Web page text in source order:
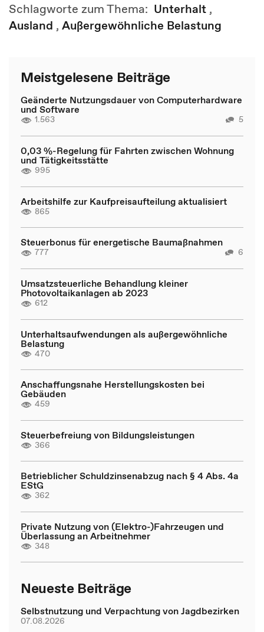
Schlagworte zum Thema: Unterhalt ,
Ausland , Außergewöhnliche Belastung
Meistgelesene Beiträge
Geänderte Nutzungsdauer von Computerhardware
und Software
1.563 5
0,03 %-Regelung für Fahrten zwischen Wohnung
und Tätigkeitsstätte
995
Arbeitshilfe zur Kaufpreisaufteilung aktualisiert
865
Steuerbonus für energetische Baumaßnahmen
777 6
Umsatzsteuerliche Behandlung kleiner
Photovoltaikanlagen ab 2023
612
Unterhaltsaufwendungen als außergewöhnliche
Belastung
470
Anschaffungsnahe Herstellungskosten bei
Gebäuden
459
Steuerbefreiung von Bildungsleistungen
366
Betrieblicher Schuldzinsenabzug nach § 4 Abs. 4a
EStG
362
Private Nutzung von (Elektro-)Fahrzeugen und
Überlassung an Arbeitnehmer
348
Neueste Beiträge
Selbstnutzung und Verpachtung von Jagdbezirken
07.08.2026